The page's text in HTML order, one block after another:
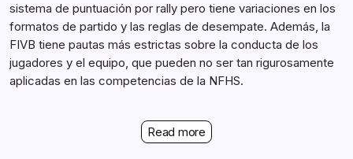
sistema de puntuación por rally pero tiene variaciones en los
formatos de partido y las reglas de desempate. Además, la
FIVB tiene pautas más estrictas sobre la conducta de los
jugadores y el equipo, que pueden no ser tan rigurosamente
aplicadas en las competencias de la NFHS.
Read more